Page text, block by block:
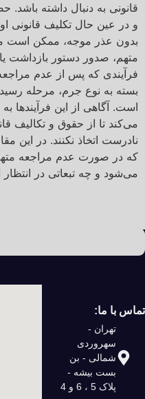
قانونی به دنبال داشته
و در عین حال تکلیف
بدون عذر موجه، ممکن است
متهم، صدور دستور بازداشت
فرآیندی که پس از عدم
بسته به نوع جرم، مرحله
است. آگاهی از این فرآیندها
می‌کند تا از حقوق و تکالیف
نادرست اتخاذ نکنند. در این
که در صورت عدم مراجعه
می‌شود و چه تبعاتی در انتظار
تماس با ما:
تهران -
سهروردی
شمالی - بن
بست بیشه -
پلاک 5 ، 6 و 4